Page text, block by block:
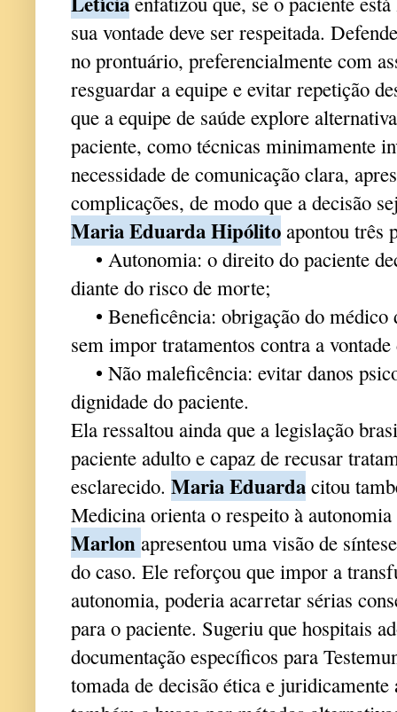
sua vontade deve ser respeitada.
no prontuário, preferencialmente com
resguardar a equipe e evitar repetição
que a equipe de saúde explore
paciente, como técnicas minimamente
necessidade de comunicação clara,
complicações, de modo que a decisão
Maria Eduarda Hipólito apontou três
• Autonomia: o direito do paciente
diante do risco de morte;
• Beneficência: obrigação do médico
sem impor tratamentos contra a
• Não maleficência: evitar danos
dignidade do paciente.
Ela ressaltou ainda que a legislação
paciente adulto e capaz de recusar
esclarecido. Maria Eduarda citou
Medicina orienta o respeito à autonomia
Marlon apresentou uma visão de
do caso. Ele reforçou que impor a
autonomia, poderia acarretar sérias
para o paciente. Sugeriu que hospitais
documentação específicos para
tomada de decisão ética e